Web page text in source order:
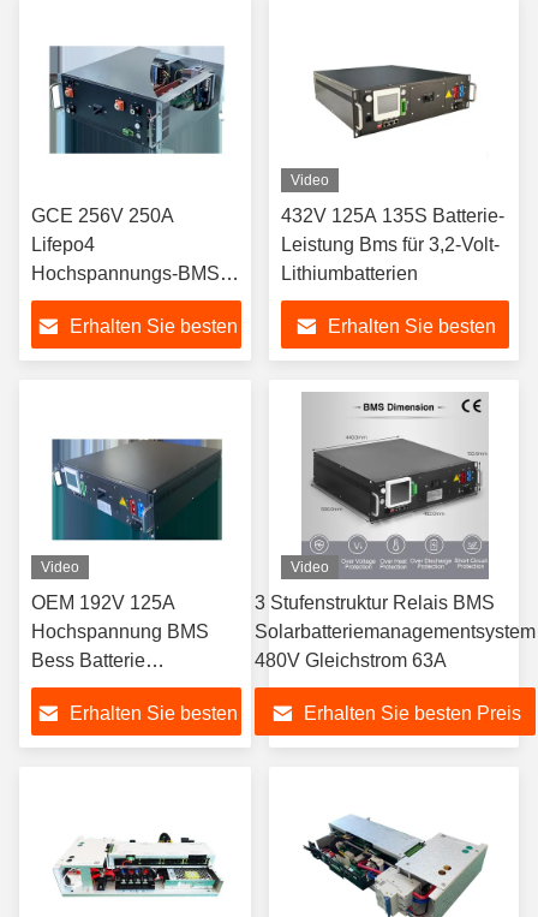
GCE 256V 250A
Lifepo4
Hochspannungs-BMS
für LiFePo4 BESS UPS
Off-Grid Solarbatterie-
Energiesystem
Erhalten Sie besten
Video
432V 125A 135S Batterie-
Leistung Bms für 3,2-Volt-
Lithiumbatterien
Erhalten Sie besten
Video
OEM 192V 125A
Hochspannung BMS
Bess Batterie
Energiespeichersystem
Erhalten Sie besten
Video
3 Stufenstruktur Relais BMS
Solarbatteriemanagementsystem
480V Gleichstrom 63A
Erhalten Sie besten Preis